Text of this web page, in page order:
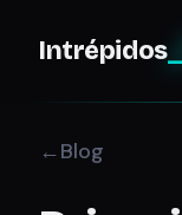
Intrépidos
Blog